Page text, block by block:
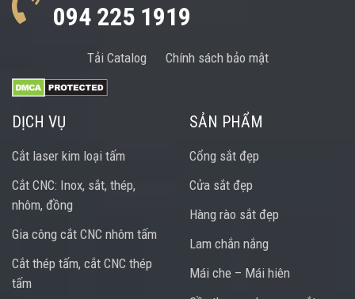
094 225 1919
Tải Catalog Chính sách bảo mật
DỊCH VỤ
Cắt laser kim loại tấm
Cắt CNC: Inox, sắt, thép,
nhôm, đồng
Gia công cắt CNC nhôm tấm
Cắt thép tấm, cắt CNC thép
tấm
SẢN PHẨM
Cổng sắt đẹp
Cửa sắt đẹp
Hàng rào sắt đẹp
Lam chắn nắng
Mái che – Mái hiên